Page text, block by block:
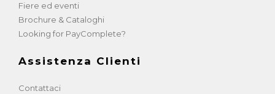
Fiere ed eventi
Brochure & Cataloghi
Looking for PayComplete?
Assistenza Clienti
Contattaci